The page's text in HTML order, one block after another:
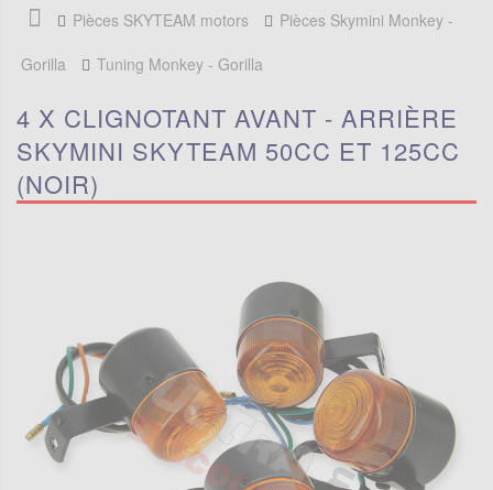
Pièces SKYTEAM motors
Pièces Skymini Monkey -
Gorilla
Tuning Monkey - Gorilla
4 X CLIGNOTANT AVANT - ARRIÈRE
SKYMINI SKYTEAM 50CC ET 125CC
(NOIR)